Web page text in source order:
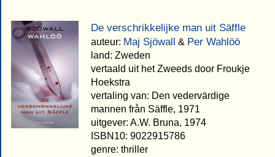
De verschrikkelijke man uit Säffle
auteur: Maj Sjöwall & Per Wahlöö
land: Zweden
vertaald uit het Zweeds door Froukje
Hoekstra
vertaling van: Den vedervärdige
mannen från Säffle, 1971
uitgever: A.W. Bruna, 1974
ISBN10: 9022915786
genre: thriller